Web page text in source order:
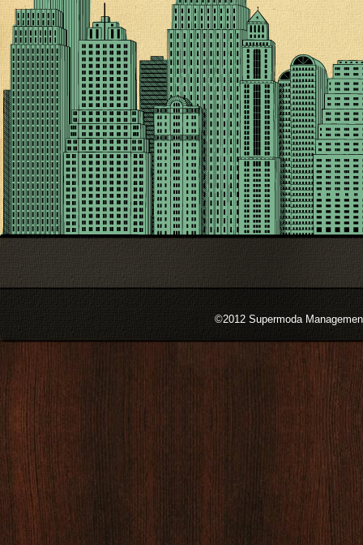
©2012 Supermoda